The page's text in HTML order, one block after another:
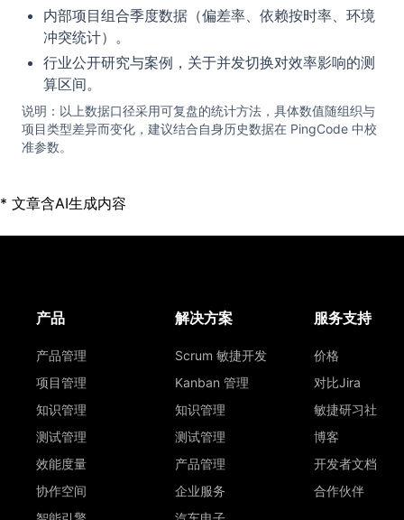
内部项目组合季度数据（偏差率、依赖按时率、环境
冲突统计）。
行业公开研究与案例，关于并发切换对效率影响的测
算区间。
说明：以上数据口径采用可复盘的统计方法，具体数值随组织与
项目类型差异而变化，建议结合自身历史数据在 PingCode 中校
准参数。
* 文章含AI生成内容
产品
产品管理
项目管理
知识管理
测试管理
效能度量
协作空间
解决方案
Scrum 敏捷开发
Kanban 管理
知识管理
测试管理
产品管理
企业服务
服务支持
价格
对比Jira
敏捷研习社
博客
开发者文档
合作伙伴